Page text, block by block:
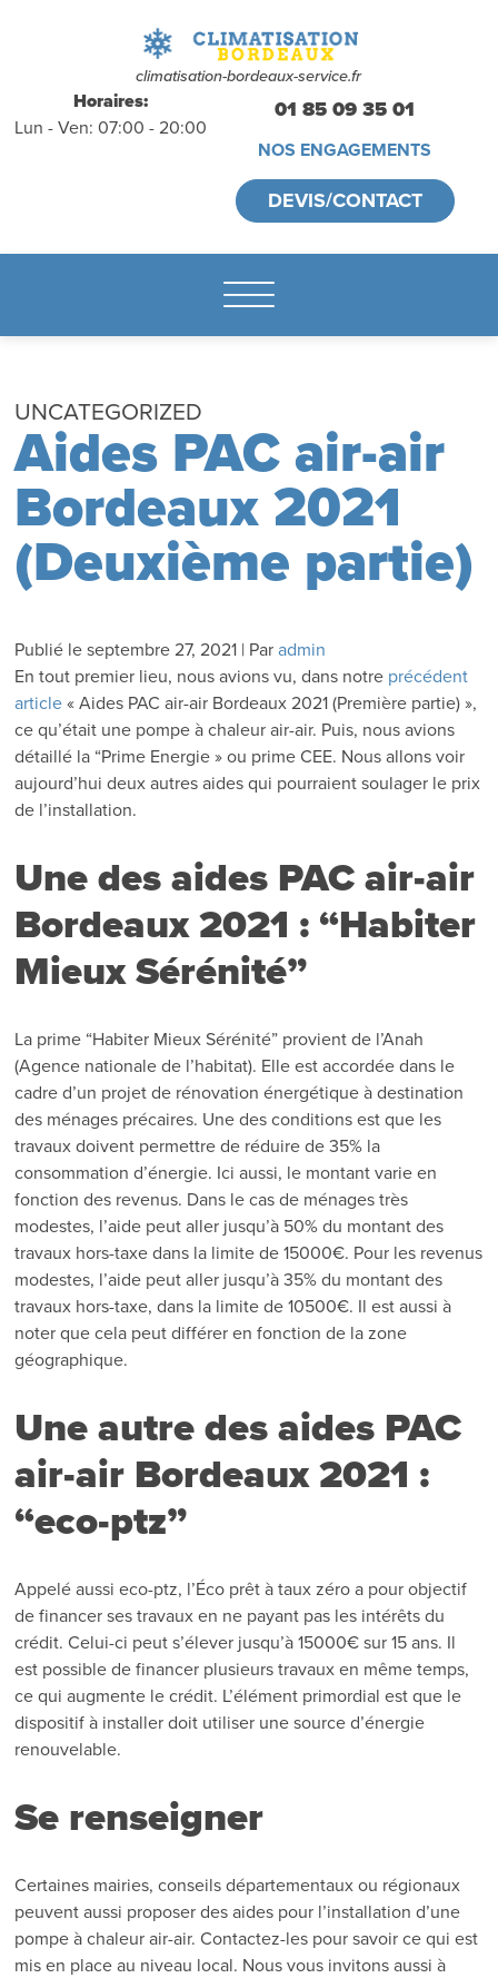
climatisation-bordeaux-service.fr
Horaires:
Lun - Ven: 07:00 - 20:00
01 85 09 35 01
NOS ENGAGEMENTS
DEVIS/CONTACT
déplacements
gratuitssans
engagement
appelez-nous :
01.85.09.35.01
UNCATEGORIZED
Aides PAC air-air
Bordeaux 2021
(Deuxième partie)
Publié le septembre 27, 2021 | Par admin
En tout premier lieu, nous avions vu, dans notre précédent
article « Aides PAC air-air Bordeaux 2021 (Première partie) »,
ce qu’était une pompe à chaleur air-air. Puis, nous avions
détaillé la “Prime Energie » ou prime CEE. Nous allons voir
aujourd’hui deux autres aides qui pourraient soulager le prix
de l’installation.
Une des aides PAC air-air
Bordeaux 2021 : “Habiter
Mieux Sérénité”
La prime “Habiter Mieux Sérénité” provient de l’Anah
(Agence nationale de l’habitat). Elle est accordée dans le
cadre d’un projet de rénovation énergétique à destination
des ménages précaires. Une des conditions est que les
travaux doivent permettre de réduire de 35% la
consommation d’énergie. Ici aussi, le montant varie en
fonction des revenus. Dans le cas de ménages très
modestes, l’aide peut aller jusqu’à 50% du montant des
travaux hors-taxe dans la limite de 15000€. Pour les revenus
modestes, l’aide peut aller jusqu’à 35% du montant des
travaux hors-taxe, dans la limite de 10500€. Il est aussi à
noter que cela peut différer en fonction de la zone
géographique.
Une autre des aides PAC
air-air Bordeaux 2021 :
“eco-ptz”
Appelé aussi eco-ptz, l’Éco prêt à taux zéro a pour objectif
de financer ses travaux en ne payant pas les intérêts du
crédit. Celui-ci peut s’élever jusqu’à 15000€ sur 15 ans. Il
est possible de financer plusieurs travaux en même temps,
ce qui augmente le crédit. L’élément primordial est que le
dispositif à installer doit utiliser une source d’énergie
renouvelable.
Se renseigner
Certaines mairies, conseils départementaux ou régionaux
peuvent aussi proposer des aides pour l’installation d’une
pompe à chaleur air-air. Contactez-les pour savoir ce qui est
mis en place au niveau local. Nous vous invitons aussi à